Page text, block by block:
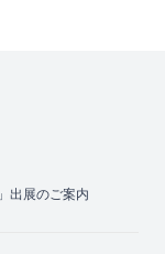
出展のご案内